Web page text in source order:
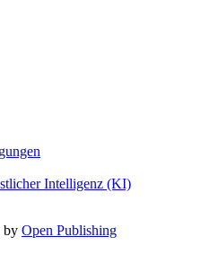
Intelligenz (KI)
by Open Publishing